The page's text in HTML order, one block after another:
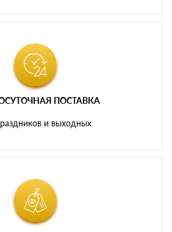
ПОСТАВКА
и выходных